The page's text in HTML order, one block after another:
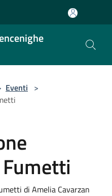
Eventi >
di Amelia Cavarzan